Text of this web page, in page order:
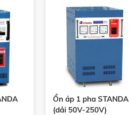
Ổn áp 1 pha STANDA
(dải 50V-250V)